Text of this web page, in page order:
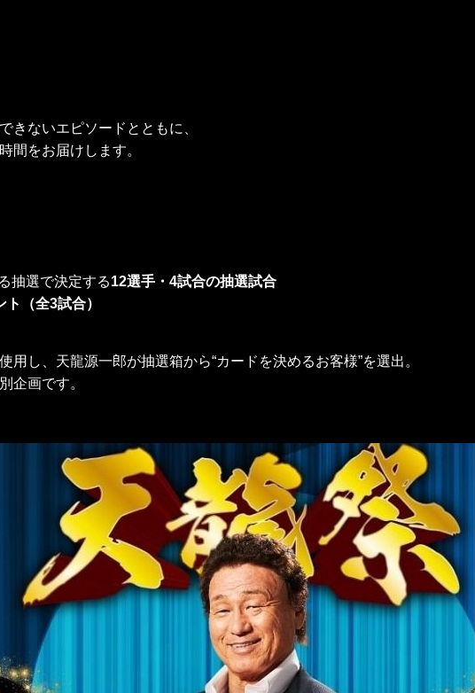
きないエピソードとともに、
間をお届けします。
抽選で決定する12選手・4試合の抽選試合
（全3試合）
用し、 天龍源一郎が抽選箱から“カードを決めるお客様”を選出。
企画です。